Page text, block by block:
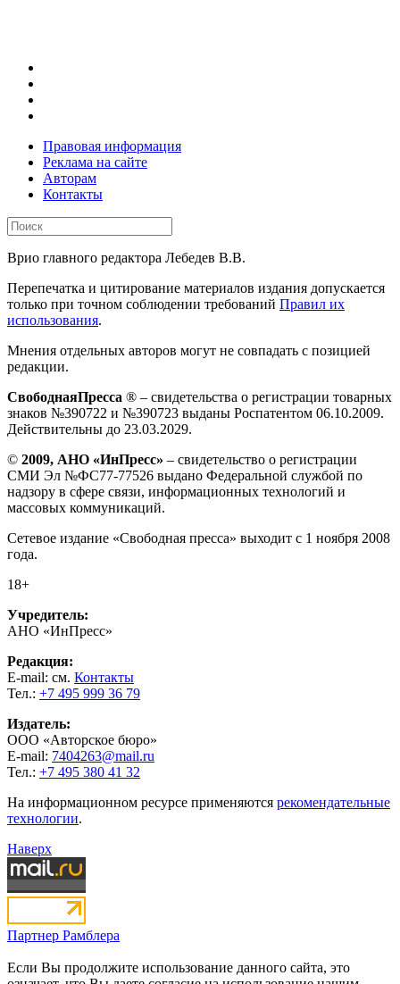
Правовая информация
Реклама на сайте
Авторам
Контакты
Врио главного редактора Лебедев В.В.
Перепечатка и цитирование материалов издания допускается
только при точном соблюдении требований Правил их
использования.
Мнения отдельных авторов могут не совпадать с позицией
редакции.
СвободнаяПресса ® – свидетельства о регистрации товарных
знаков №390722 и №390723 выданы Роспатентом 06.10.2009.
Действительны до 23.03.2029.
© 2009, АНО «ИнПресс» – свидетельство о регистрации
СМИ Эл №ФС77-77526 выдано Федеральной службой по
надзору в сфере связи, информационных технологий и
массовых коммуникаций.
Сетевое издание «Свободная пресса» выходит с 1 ноября 2008
года.
18+
Учредитель:
АНО «ИнПресс»
Редакция:
E-mail: см. Контакты
Тел.: +7 495 999 36 79
Издатель:
ООО «Авторское бюро»
E-mail: 7404263@mail.ru
Тел.: +7 495 380 41 32
На информационном ресурсе применяются рекомендательные
технологии.
Наверх
Партнер Рамблера
Если Вы продолжите использование данного сайта, это